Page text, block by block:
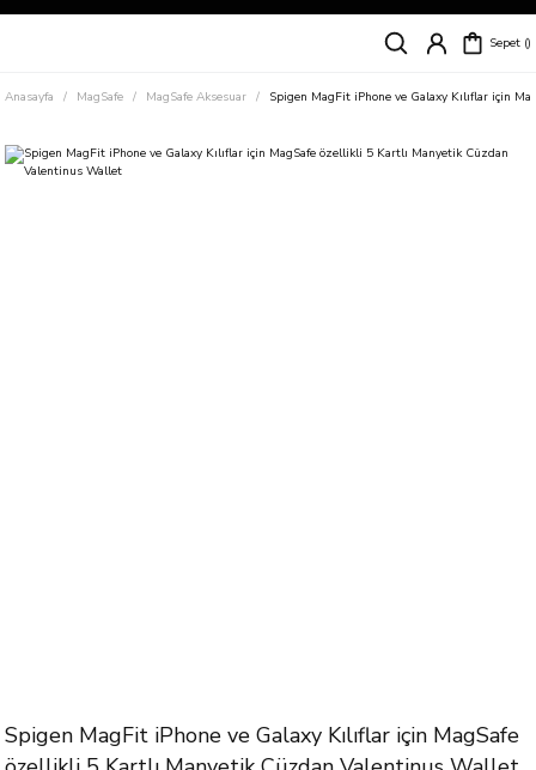
Siparişleriniz
Süper İndirimli Fiyatlar
Sepet
Anasayfa MagSafe MagSafe Aksesuar Spigen MagFit iPhone ve Galaxy Kılıflar için
Spigen MagFit iPhone ve Galaxy Kılıflar için MagSafe